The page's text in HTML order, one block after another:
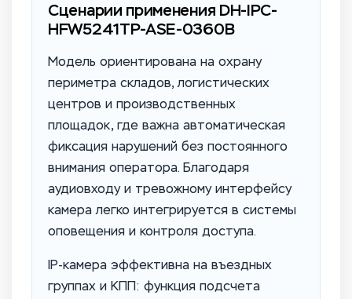
Сценарии применения DH-IPC-
HFW5241TP-ASE-0360B
Модель ориентирована на охрану
периметра складов, логистических
центров и производственных
площадок, где важна автоматическая
фиксация нарушений без постоянного
внимания оператора. Благодаря
аудиовходу и тревожному интерфейсу
камера легко интегрируется в системы
оповещения и контроля доступа.
IP-камера эффективна на въездных
группах и КПП: функция подсчета